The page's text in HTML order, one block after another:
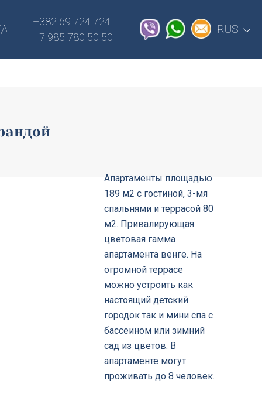
+382 69 724 724
+7 985 780 50 50
RUS
plugins/Cityobject/includes/admin.phpon line2050
Апартаменты площадью
189 м2 с гостиной, 3-мя
спальнями и террасой 80
м2. Привалирующая
цветовая гамма
апартамента венге. На
огромной террасе
можно устроить как
настоящий детский
городок так и мини спа с
бассеином или зимний
сад из цветов. В
апартаменте могут
проживать до 8 человек.